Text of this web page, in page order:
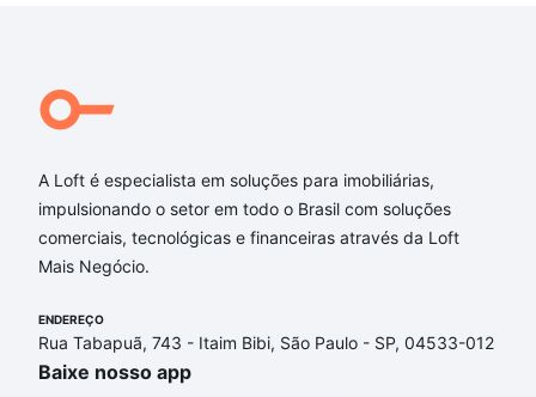
Qual o preço de Imóveis com 2 vagas à venda em
Parque Campolim, Sorocaba, SP?
Aqui na Loft temos a oferta ideal para você, com
Imóveis com 2 vagas à venda em Parque Campolim,
Sorocaba, SP que custam a partir de R$ 0 e com
nossas opções de financiamento imobiliário as
ainda tem alguma dúvida dos custos envolvidos no
processo de compra, veja em nosso portal quanto
custa comprar um apartamento
A Loft é especialista em soluções para imobiliárias,
impulsionando o setor em todo o Brasil com soluções
comerciais, tecnológicas e financeiras através da Loft
Mais Negócio.
ENDEREÇO
Rua Tabapuã, 743 - Itaim Bibi, São Paulo - SP, 04533-012
Baixe nosso app